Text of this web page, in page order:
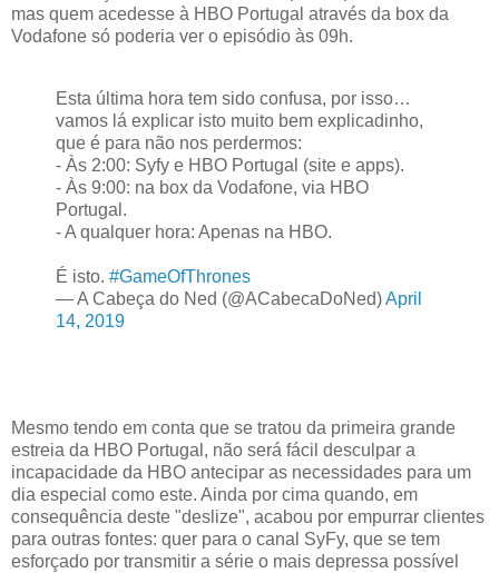
mas quem acedesse à HBO Portugal através da box da
Vodafone só poderia ver o episódio às 09h.
Esta última hora tem sido confusa, por isso…
vamos lá explicar isto muito bem explicadinho,
que é para não nos perdermos:
- Às 2:00: Syfy e HBO Portugal (site e apps).
- Às 9:00: na box da Vodafone, via HBO
Portugal.
- A qualquer hora: Apenas na HBO.
É isto. #GameOfThrones
— A Cabeça do Ned (@ACabecaDoNed)April
14, 2019
Mesmo tendo em conta que se tratou da primeira grande
estreia da HBO Portugal, não será fácil desculpar a
incapacidade da HBO antecipar as necessidades para um
dia especial como este. Ainda por cima quando, em
consequência deste "deslize", acabou por empurrar clientes
para outras fontes: quer para o canal SyFy, que se tem
esforçado por transmitir a série o mais depressa possível